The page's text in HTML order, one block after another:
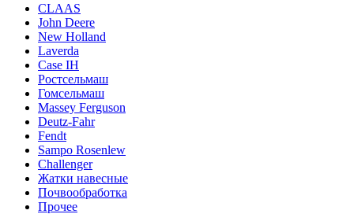
CLAAS
John Deere
New Holland
Laverda
Case IH
Ростсельмаш
Гомсельмаш
Massey Ferguson
Deutz-Fahr
Fendt
Sampo Rosenlew
Challenger
Жатки навесные
Почвообработка
Прочее